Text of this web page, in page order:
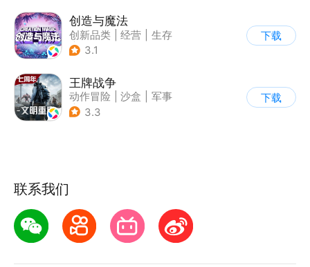
创造与魔法
创新品类 经营
生存
| 开放世界
3.1
下载
王牌战争
动作冒险 沙盒
军事
| 开放世界
3.3
下载
联系我们